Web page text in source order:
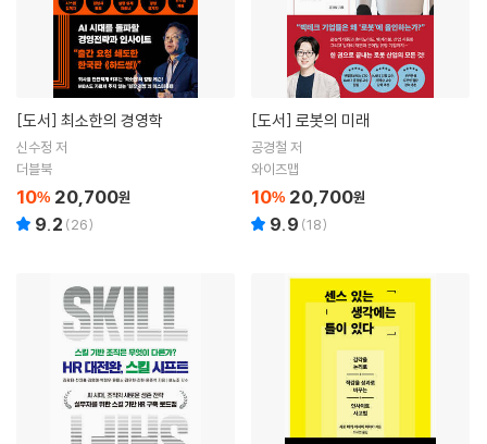
[도서] 최소한의 경영학
신수정 저
더블북
10% 20,700원
9.2 (26)
[도서] 로봇의 미래
공경철 저
와이즈맵
10% 20,700원
9.9 (18)